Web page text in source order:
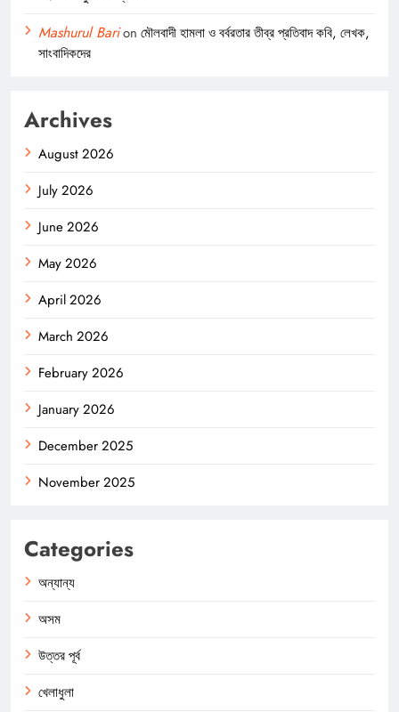
Mashurul Barion মৌলবাদী হামলা ও বর্বরতার তীব্র প্রতিবাদ কবি, লেখক,
সাংবাদিকদের
Archives
August 2026
July 2026
June 2026
May 2026
April 2026
March 2026
February 2026
January 2026
December 2025
November 2025
Categories
অন্যান্য
অসম
উত্তর পূর্ব
খেলাধুলা